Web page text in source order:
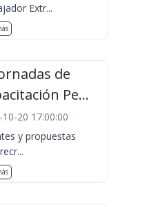
Extr...
de
Pe...
10-20 17:00:00
y propuestas